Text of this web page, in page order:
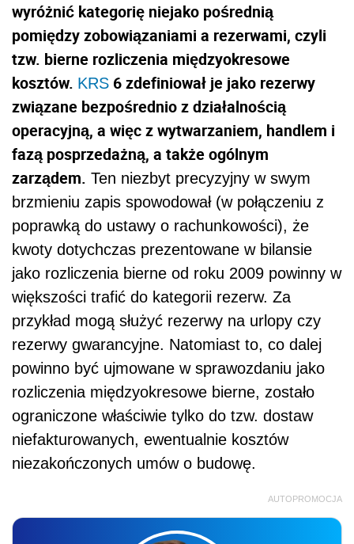
wyróżnić kategorię niejako pośrednią
pomiędzy zobowiązaniami a rezerwami, czyli
tzw. bierne rozliczenia międzyokresowe
kosztów. KRS 6 zdefiniował je jako rezerwy
związane bezpośrednio z działalnością
operacyjną, a więc z wytwarzaniem, handlem i
fazą posprzedażną, a także ogólnym
zarządem. Ten niezbyt precyzyjny w swym
brzmieniu zapis spowodował (w połączeniu z
poprawką do ustawy o rachunkowości), że
kwoty dotychczas prezentowane w bilansie
jako rozliczenia bierne od roku 2009 powinny w
większości trafić do kategorii rezerw. Za
przykład mogą służyć rezerwy na urlopy czy
rezerwy gwarancyjne. Natomiast to, co dalej
powinno być ujmowane w sprawozdaniu jako
rozliczenia międzyokresowe bierne, zostało
ograniczone właściwie tylko do tzw. dostaw
niefakturowanych, ewentualnie kosztów
niezakończonych umów o budowę.
AUTOPROMOCJA